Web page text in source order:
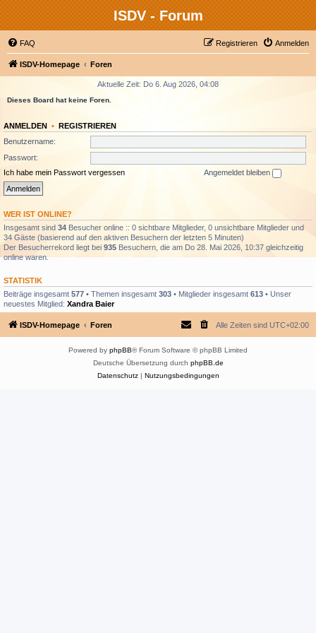
ISDV - Forum
FAQ Anmelden
Registrieren
ISDV-Homepage Foren
Aktuelle Zeit: Do 6. Aug 2026, 04:08
Dieses Board hat keine Foren.
ANMELDEN • REGISTRIEREN
Benutzername:
Passwort:
Ich habe mein Passwort vergessen
Angemeldet bleiben
WER IST ONLINE?
Insgesamt sind 34 Besucher online :: 0 sichtbare Mitglieder, 0 unsichtbare Mitglieder und
34 Gäste (basierend auf den aktiven Besuchern der letzten 5 Minuten)
Der Besucherrekord liegt bei 935 Besuchern, die am Do 28. Mai 2026, 10:37 gleichzeitig
online waren.
STATISTIK
Beiträge insgesamt 577 • Themen insgesamt 303 • Mitglieder insgesamt 613 • Unser
neuestes Mitglied: Xandra Baier
ISDV-Homepage Foren Alle Zeiten sind UTC+02:00
Powered by phpBB® Forum Software © phpBB Limited
Deutsche Übersetzung durch phpBB.de
Datenschutz| Nutzungsbedingungen